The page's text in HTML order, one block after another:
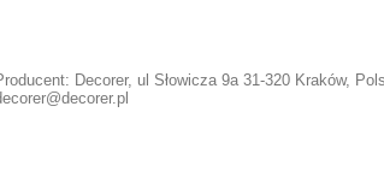
Decorer, ul Słowicza 9a 31-320 Kraków,